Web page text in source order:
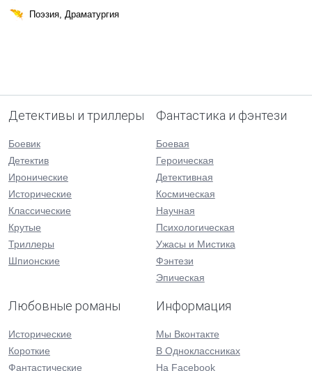
Поэзия, Драматургия
Детективы и триллеры
Боевик
Детектив
Иронические
Исторические
Классические
Крутые
Триллеры
Шпионские
Фантастика и фэнтези
Боевая
Героическая
Детективная
Космическая
Научная
Психологическая
Ужасы и Мистика
Фэнтези
Эпическая
Любовные романы
Исторические
Короткие
Фантастические
Информация
Мы Вконтакте
В Одноклассниках
На Facebook